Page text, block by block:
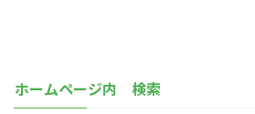
ホームページ内 検索